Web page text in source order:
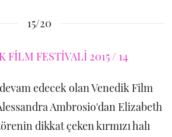
15/20
edecek olan Venedik Film
Ambrosio'dan Elizabeth
dikkat çeken kırmızı halı